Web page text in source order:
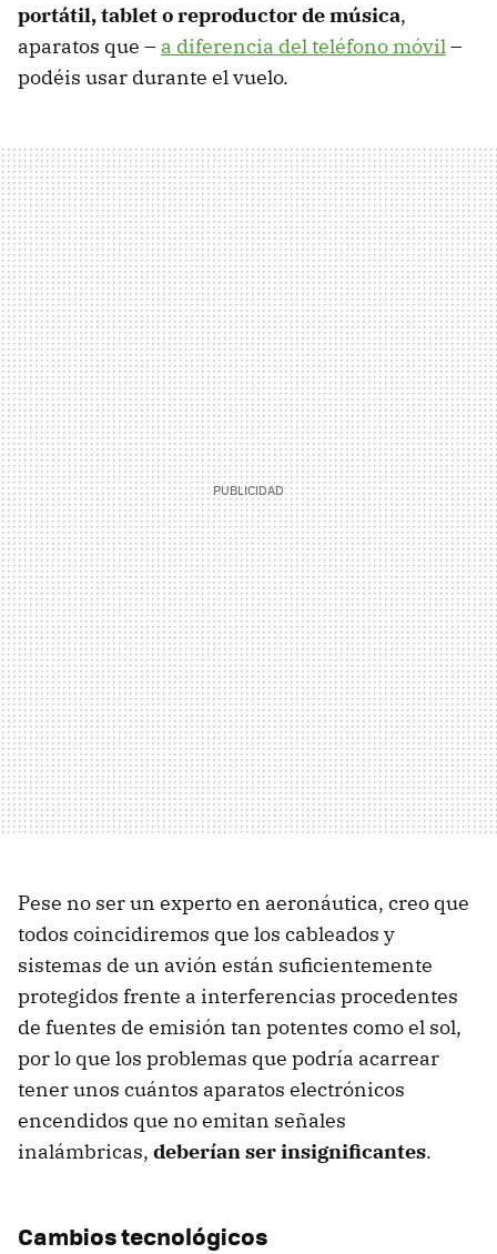
portátil, tablet o reproductor de música,
aparatos que – a diferencia del teléfono móvil–
podéis usar durante el vuelo.
Pese no ser un experto en aeronáutica, creo que
todos coincidiremos que los cableados y
sistemas de un avión están suficientemente
protegidos frente a interferencias procedentes
de fuentes de emisión tan potentes como el sol,
por lo que los problemas que podría acarrear
tener unos cuántos aparatos electrónicos
encendidos que no emitan señales
inalámbricas, deberían ser insignificantes.
Cambios tecnológicos